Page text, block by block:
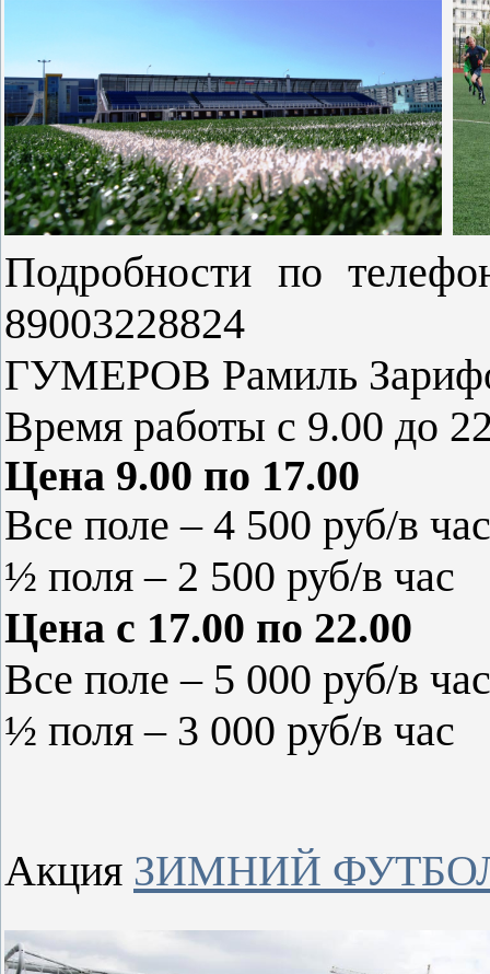
Подробности по
89003228824
ГУМЕРОВ Рамиль
Время работы с 9.00 до
Цена 9.00 по 17.00
Все поле – 4 500 руб/в час
½ поля – 2 500 руб/в час
Цена с 17.00 по 22.00
Все поле – 5 000 руб/в час
½ поля – 3 000 руб/в час
Акция ЗИМНИЙ